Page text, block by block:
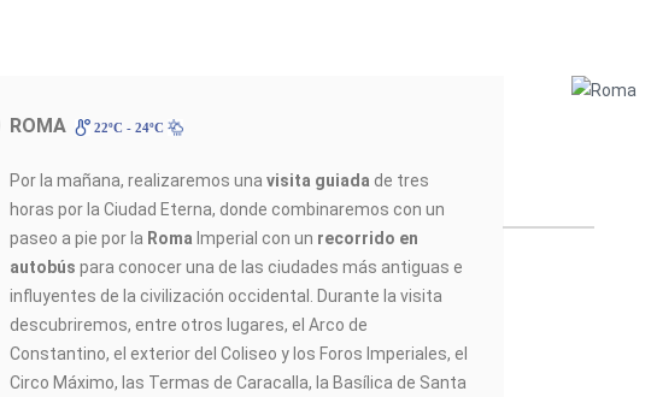
ROMA 22ºC - 24ºC
Por la mañana, realizaremos unavisita guiada de tres
horas por la Ciudad Eterna, donde combinaremos con un
paseo a pie por la Roma Imperial con un recorrido en
autobúspara conocer una de las ciudades más antiguas e
influyentes de la civilización occidental. Durante la visita
descubriremos, entre otros lugares, el Arco de
Constantino, el exterior del Coliseo y los Foros Imperiales, el
Circo Máximo, las Termas de Caracalla, la Basílica de Santa